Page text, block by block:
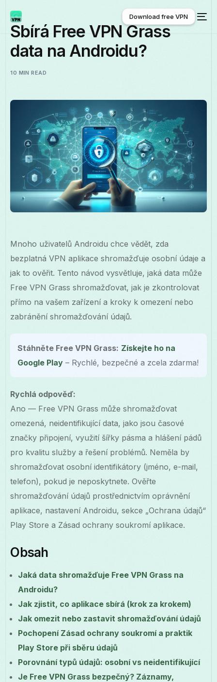
Čeština
Download free VPN
Download free VPN
Sbírá Free VPN Grass
data na Androidu?
10 MIN READ
Mnoho uživatelů Androidu chce vědět, zda
bezplatná VPN aplikace shromažďuje osobní údaje a
jak to ověřit. Tento návod vysvětluje, jaká data může
Free VPN Grass shromažďovat, jak je zkontrolovat
přímo na vašem zařízení a kroky k omezení nebo
zabránění shromažďování údajů.
Stáhněte Free VPN Grass: Získejte ho na
Google Play – Rychlé, bezpečné a zcela zdarma!
Rychlá odpověď:
Ano — Free VPN Grass může shromažďovat
omezená, neidentifikující data, jako jsou časové
značky připojení, využití šířky pásma a hlášení pádů
pro kvalitu služby a řešení problémů. Neměla by
shromažďovat osobní identifikátory (jméno, e-mail,
telefon), pokud je neposkytnete. Ověřte
shromažďování údajů prostřednictvím oprávnění
aplikace, nastavení Androidu, sekce „Ochrana údajů“
Play Store a Zásad ochrany soukromí aplikace.
Obsah
Jaká data shromažďuje Free VPN Grass na
Androidu?
Jak zjistit, co aplikace sbírá (krok za krokem)
Jak omezit nebo zastavit shromažďování údajů
Pochopení Zásad ochrany soukromí a praktik
Play Store při sběru údajů
Porovnání typů údajů: osobní vs neidentifikující
Je Free VPN Grass bezpečný? Záznamy,